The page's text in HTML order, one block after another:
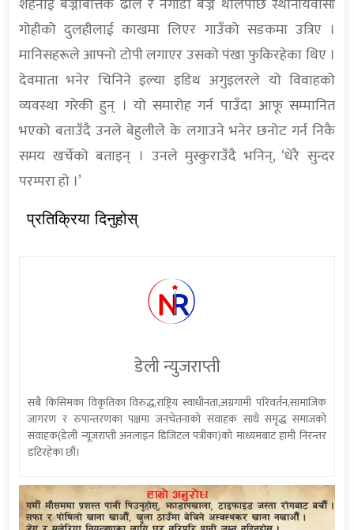
शहनाई बज्नेबित्तिकै ढोल र नगाडा बज्न थालेपछि स्थानीयवासी
गोहीको दुलहीलाई काखमा लिएर गाउँको सडकमा उत्रिए ।
मानिसहरूले आफ्नो टोपी लगाएर उसको पंखा फुकिरहेका थिए ।
देवमाता भनेर चिनिने इल्या इडिथ अगुइलरले यो विवाहको
व्यवस्था गरेकी हुन् । यो समारोह गर्न पाउँदा आफू सम्मानित
भएको बताउँदै उनले बेहुलीले के लगाउने भनेर छनोट गर्न निकै
समय खर्चेको बताइन् । उनले मुस्कुराउँदै भनिन्, ‘धेरै सुन्दर
परम्परा हो ।’
प्रतिक्रिया दिनुहोस्
डेली न्युजराप्ती
सबै किसिमका विकृतिका विरुद्ध,राष्ट्रिय स्वाधीनता,अग्रगामी परिवर्तन,सामाजिक
जागरण र रुपान्तरणका पक्षमा जनचेतनाको संवाहक साथै समृद्ध समाजको
संवाहक(डेली न्यूजराप्ती अनलाइन डिजिटल पत्रीका)को माध्यमबाट हामी निरन्तर
डटिरहेका छौं।